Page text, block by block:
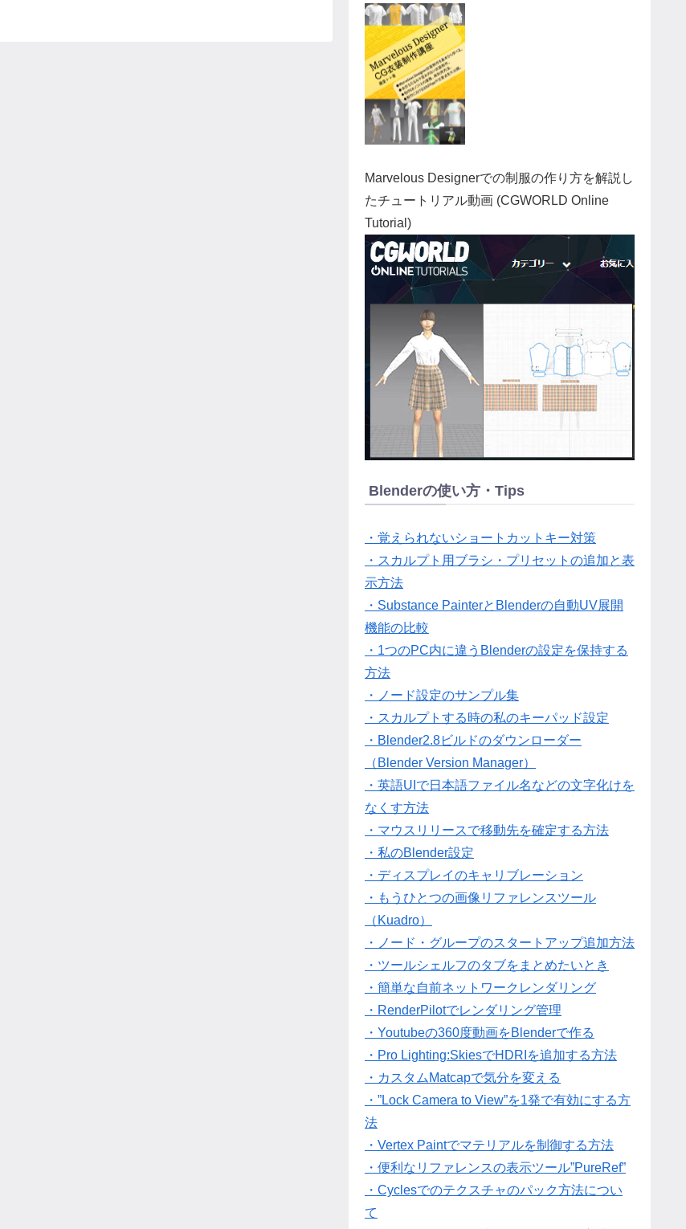
Marvelous Designerでの制服の作り方を解説し
たチュートリアル動画 (CGWORLD Online
Tutorial)
Blenderの使い方・Tips
・覚えられないショートカットキー対策
・スカルプト用ブラシ・プリセットの追加と表
示方法
・Substance PainterとBlenderの自動UV展開
機能の比較
・1つのPC内に違うBlenderの設定を保持する
方法
・ノード設定のサンプル集
・スカルプトする時の私のキーパッド設定
・Blender2.8ビルドのダウンローダー
（Blender Version Manager）
・英語UIで日本語ファイル名などの文字化けを
なくす方法
・マウスリリースで移動先を確定する方法
・私のBlender設定
・ディスプレイのキャリブレーション
・もうひとつの画像リファレンスツール
（Kuadro）
・ノード・グループのスタートアップ追加方法
・ツールシェルフのタブをまとめたいとき
・簡単な自前ネットワークレンダリング
・RenderPilotでレンダリング管理
・Youtubeの360度動画をBlenderで作る
・Pro Lighting:SkiesでHDRIを追加する方法
・カスタムMatcapで気分を変える
・”Lock Camera to View”を1発で有効にする方
法
・Vertex Paintでマテリアルを制御する方法
・便利なリファレンスの表示ツール”PureRef”
・Cyclesでのテクスチャのパック方法につい
て